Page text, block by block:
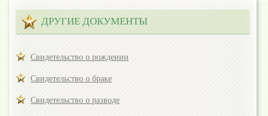
ДРУГИЕ ДОКУМЕНТЫ
Свидетельство о рождении
Свидетельство о браке
Свидетельство о разводе